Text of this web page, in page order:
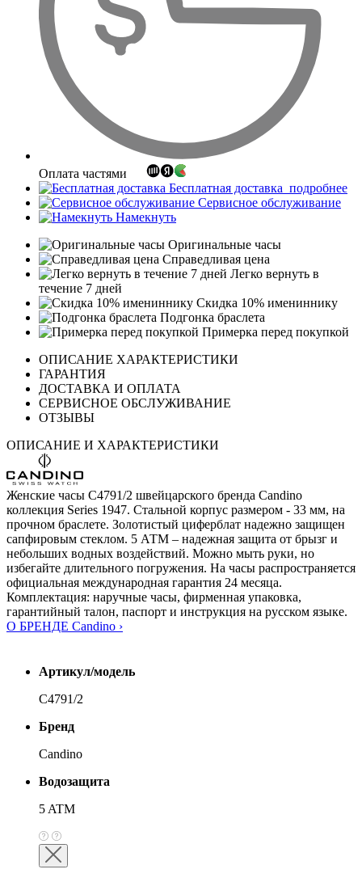
Оплата частями
Бесплатная доставка подробнее
Сервисное обслуживание
Намекнуть
Оригинальные часы
Справедливая цена
Легко вернуть в
течение 7 дней
Скидка 10% имениннику
Подгонка браслета
Примерка перед покупкой
ОПИСАНИЕ ХАРАКТЕРИСТИКИ
ГАРАНТИЯ
ДОСТАВКА И ОПЛАТА
СЕРВИСНОЕ ОБСЛУЖИВАНИЕ
ОТЗЫВЫ
ОПИСАНИЕ И ХАРАКТЕРИСТИКИ
Женские часы C4791/2 швейцарского бренда Candino
коллекция Series 1947. Стальной корпус размером - 33 мм, на
прочном браслете. Золотистый циферблат надежно защищен
сапфировым стеклом. 5 АТМ – надежная защита от брызг и
небольших водных воздействий. Можно мыть руки, но
избегайте длительного погружения. На часы распространяется
официальная международная гарантия 24 месяца.
Комплектация: наручные часы, фирменная упаковка,
гарантийный талон, паспорт и инструкция на русском языке.
О БРЕНДЕ Candino ›
Артикул/модель
C4791/2
Бренд
Candino
Водозащита
5 ATM